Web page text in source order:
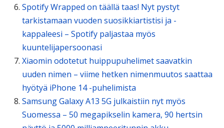
Spotify Wrapped on täällä taas! Nyt pystyt
tarkistamaan vuoden suosikkiartistisi ja -
kappaleesi – Spotify paljastaa myös
kuuntelijapersoonasi
Xiaomin odotetut huippupuhelimet saavatkin
uuden nimen – viime hetken nimenmuutos saattaa
hyötyä iPhone 14 -puhelimista
Samsung Galaxy A13 5G julkaistiin nyt myös
Suomessa – 50 megapikselin kamera, 90 hertsin